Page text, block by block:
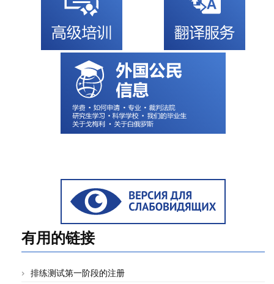
有用的链接
排练测试第一阶段的注册